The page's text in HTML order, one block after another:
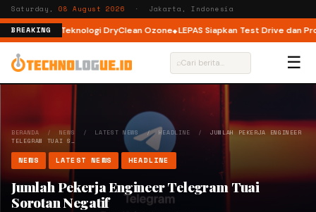
Saturday,08 August 2026 · Jakarta, Indonesia
BREAKING
dengan Teknologi DryClean Ozone LEPAS Siapkan Test Drive dan
⌕ ☰
BERANDA / NEWS / LATEST NEWS / HEADLINE /JUMLAH PEKERJA ENGINEER
TELEGRAM TUAI S…
NEWS LATEST NEWS HEADLINE
Jumlah Pekerja Engineer Telegram Tuai
Sorotan Negatif